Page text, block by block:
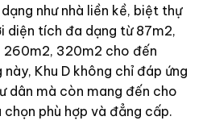
như nhà liền kề, biệt thự
diện tích đa dạng từ 87m2,
260m2, 320m2 cho đến
Khu D không chỉ đáp ứng
dân mà còn mang đến cho
phù hợp và đẳng cấp.